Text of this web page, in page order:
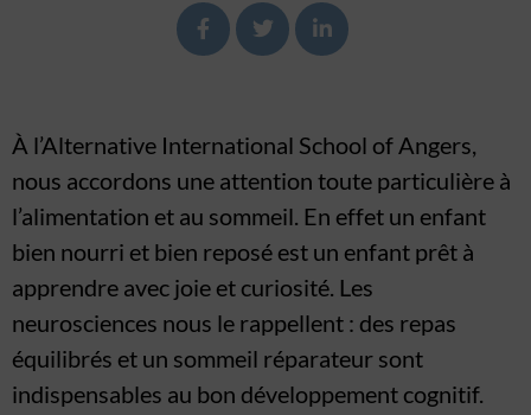
À l’Alternative International School of Angers,
nous accordons une attention toute particulière à
l’alimentation et au sommeil. En effet un enfant
bien nourri et bien reposé est un enfant prêt à
apprendre avec joie et curiosité. Les
neurosciences nous le rappellent : des repas
équilibrés et un sommeil réparateur sont
indispensables au bon développement cognitif.